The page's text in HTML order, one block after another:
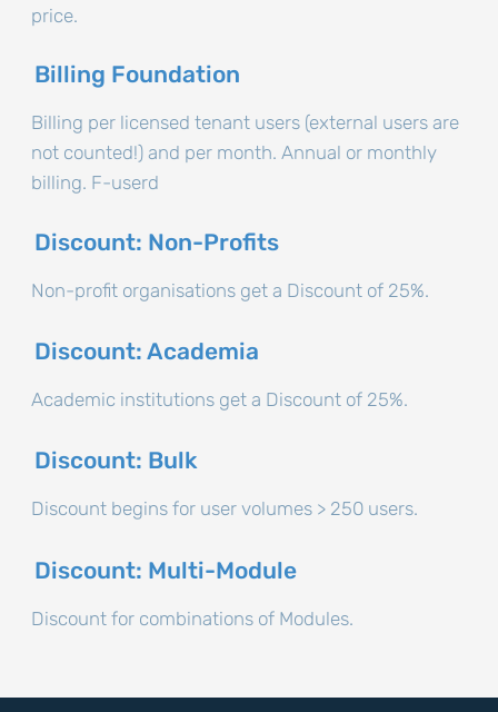
price.
Billing Foundation
Billing per licensed tenant users (external users are
not counted!) and per month. Annual or monthly
billing. F-userd
Discount: Non-Profits
Non-profit organisations get a Discount of 25%.
Discount: Academia
Academic institutions get a Discount of 25%.
Discount: Bulk
Discount begins for user volumes > 250 users.
Discount: Multi-Module
Discount for combinations of Modules.